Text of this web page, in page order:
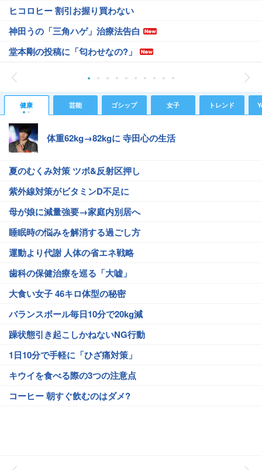
ヒコロヒー 割引お握り買わない
神田うの「三角ハゲ」治療法告白
堂本剛の投稿に「匂わせなの?」
健康 芸能 ゴシップ 女子 トレンド
体重62kg→82kgに 寺田心の生活
夏のむくみ対策 ツボ&反射区押し
紫外線対策がビタミンD不足に
母が娘に減量強要→家庭内別居へ
睡眠時の悩みを解消する過ごし方
運動より代謝 人体の省エネ戦略
歯科の保健治療を巡る「大嘘」
大食い女子 46キロ体型の秘密
バランスボール毎日10分で20kg減
躁状態引き起こしかねないNG行動
1日10分で手軽に「ひざ痛対策」
キウイを食べる際の3つの注意点
コーヒー 朝すぐ飲むのはダメ?